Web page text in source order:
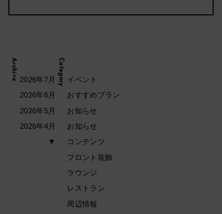
Archive 2026年7月
2026年6月
2026年5月
2026年4月
▼
Category イベント
おすすめプラン
お知らせ
お知らせ
コンテンツ
フロント装飾
ラウンジ
レストラン
周辺情報